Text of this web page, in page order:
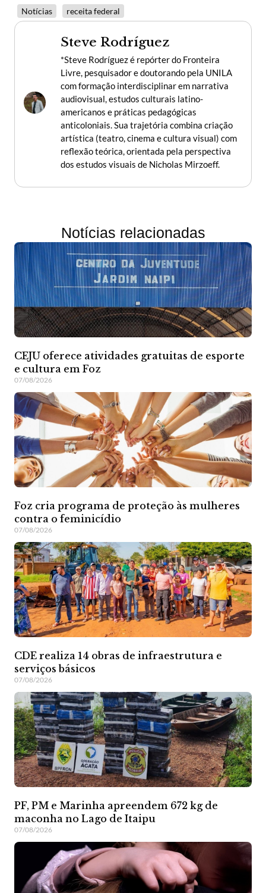
Notícias receita federal
Steve Rodríguez
*Steve Rodríguez é repórter do Fronteira
Livre, pesquisador e doutorando pela UNILA
com formação interdisciplinar em narrativa
audiovisual, estudos culturais latino-
americanos e práticas pedagógicas
anticoloniais. Sua trajetória combina criação
artística (teatro, cinema e cultura visual) com
reflexão teórica, orientada pela perspectiva
dos estudos visuais de Nicholas Mirzoeff.
Notícias relacionadas
CEJU oferece atividades gratuitas de esporte
e cultura em Foz
07/08/2026
Foz cria programa de proteção às mulheres
contra o feminicídio
07/08/2026
CDE realiza 14 obras de infraestrutura e
serviços básicos
07/08/2026
PF, PM e Marinha apreendem 672 kg de
maconha no Lago de Itaipu
07/08/2026